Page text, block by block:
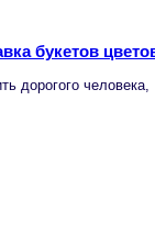
букетов
дорогого